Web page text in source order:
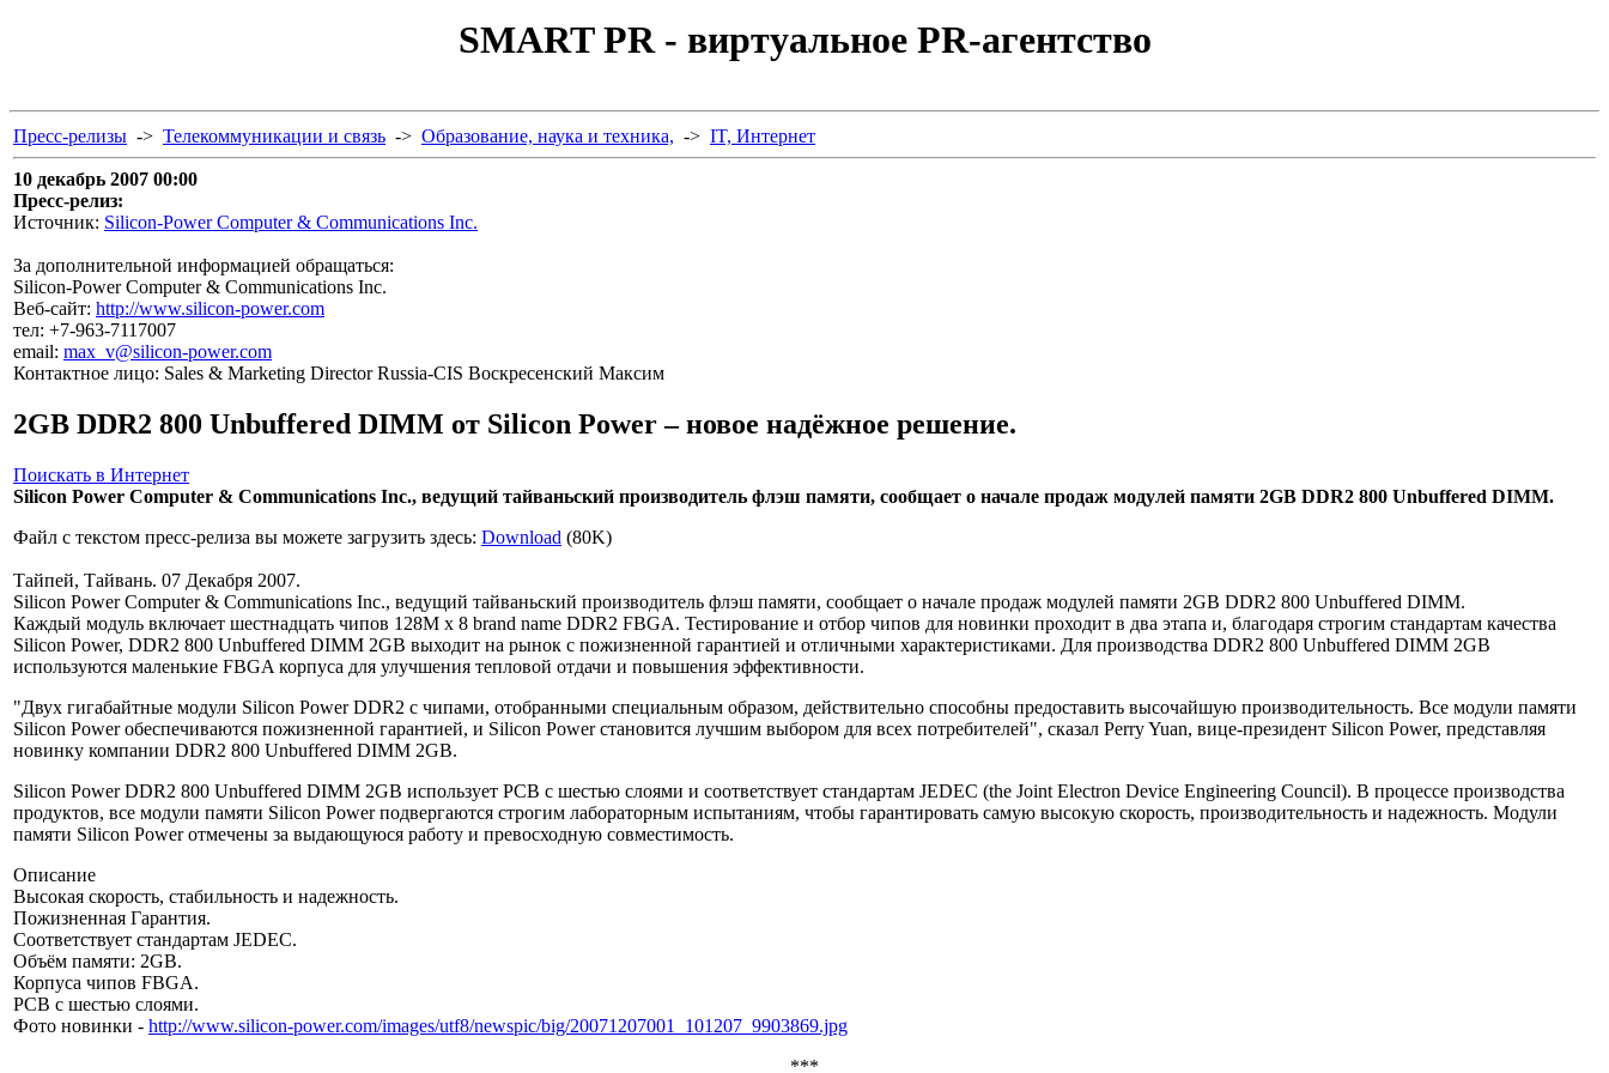
SMART PR - виртуальное PR-агентство
Пресс-релизы -> Телекоммуникации и связь -> Образование, наука и техника, -> IT, Интернет
10 декабрь 2007 00:00
Пресс-релиз:
Источник: Silicon-Power Computer & Communications Inc.
За дополнительной информацией обращаться:
Silicon-Power Computer & Communications Inc.
Веб-сайт: http://www.silicon-power.com
тел: +7-963-7117007
email: max_v@silicon-power.com
Контактное лицо: Sales & Marketing Director Russia-CIS Воскресенский Максим
2GB DDR2 800 Unbuffered DIMM от Silicon Power – новое надёжное решение.
Поискать в Интернет
Silicon Power Computer & Communications Inc., ведущий тайваньский производитель флэш памяти, сообщает о начале продаж модулей памяти 2GB DDR2 800 Unbuffered DIMM.
Файл с текстом пресс-релиза вы можете загрузить здесь: Download (80K)
Тайпей, Тайвань. 07 Декабря 2007.
Silicon Power Computer & Communications Inc., ведущий тайваньский производитель флэш памяти, сообщает о начале продаж модулей памяти 2GB DDR2 800 Unbuffered DIMM.
Каждый модуль включает шестнадцать чипов 128M x 8 brand name DDR2 FBGA. Тестирование и отбор чипов для новинки проходит в два этапа и, благодаря строгим стандартам качества
Silicon Power, DDR2 800 Unbuffered DIMM 2GB выходит на рынок с пожизненной гарантией и отличными характеристиками. Для производства DDR2 800 Unbuffered DIMM 2GB
используются маленькие FBGA корпуса для улучшения тепловой отдачи и повышения эффективности.
"Двух гигабайтные модули Silicon Power DDR2 с чипами, отобранными специальным образом, действительно способны предоставить высочайшую производительность. Все модули памяти
Silicon Power обеспечиваются пожизненной гарантией, и Silicon Power становится лучшим выбором для всех потребителей", сказал Perry Yuan, вице-президент Silicon Power, представляя
новинку компании DDR2 800 Unbuffered DIMM 2GB.
Silicon Power DDR2 800 Unbuffered DIMM 2GB использует PCB с шестью слоями и соответствует стандартам JEDEC (the Joint Electron Device Engineering Council). В процессе производства
продуктов, все модули памяти Silicon Power подвергаются строгим лабораторным испытаниям, чтобы гарантировать самую высокую скорость, производительность и надежность. Модули
памяти Silicon Power отмечены за выдающуюся работу и превосходную совместимость.
Описание
Высокая скорость, стабильность и надежность.
Пожизненная Гарантия.
Соответствует стандартам JEDEC.
Объём памяти: 2GB.
Корпуса чипов FBGA.
PCB с шестью слоями.
Фото новинки - http://www.silicon-power.com/images/utf8/newspic/big/20071207001_101207_9903869.jpg
***